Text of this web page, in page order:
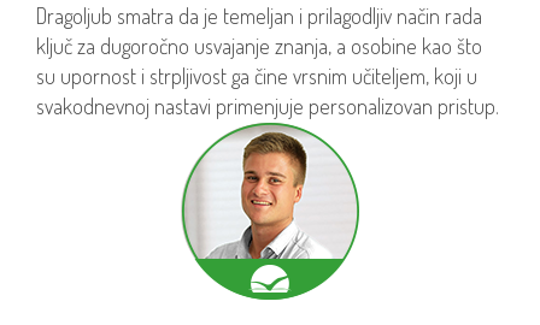
Dragoljub smatra da je temeljan i prilagodljiv način rada
ključ za dugoročno usvajanje znanja, a osobine kao što
su upornost i strpljivost ga čine vrsnim učiteljem, koji u
svakodnevnoj nastavi primenjuje personalizovan pristup.